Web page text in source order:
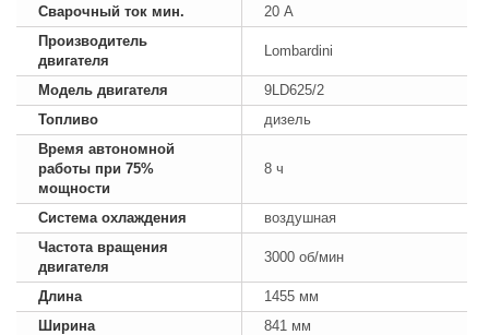
Сварочный ток мин.
20 А
Производитель
двигателя
Lombardini
Модель двигателя
9LD625/2
Топливо
дизель
Время автономной
работы при 75%
мощности
8 ч
Система охлаждения
воздушная
Частота вращения
двигателя
3000 об/мин
Длина
1455 мм
Ширина
841 мм